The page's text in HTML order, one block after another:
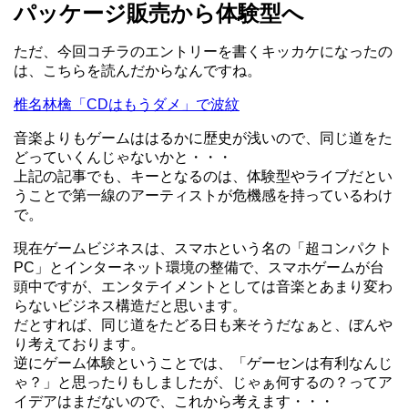
パッケージ販売から体験型へ
ただ、今回コチラのエントリーを書くキッカケになったの
は、こちらを読んだからなんですね。
椎名林檎「CDはもうダメ」で波紋
音楽よりもゲームははるかに歴史が浅いので、同じ道をた
どっていくんじゃないかと・・・
上記の記事でも、キーとなるのは、体験型やライブだとい
うことで第一線のアーティストが危機感を持っているわけ
で。
現在ゲームビジネスは、スマホという名の「超コンパクト
PC」とインターネット環境の整備で、スマホゲームが台
頭中ですが、エンタテイメントとしては音楽とあまり変わ
らないビジネス構造だと思います。
だとすれば、同じ道をたどる日も来そうだなぁと、ぼんや
り考えております。
逆にゲーム体験ということでは、「ゲーセンは有利なんじ
ゃ？」と思ったりもしましたが、じゃぁ何するの？ってア
イデアはまだないので、これから考えます・・・